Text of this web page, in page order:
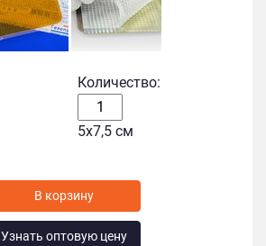
Количество:
5х7,5 см
Узнать оптовую цену